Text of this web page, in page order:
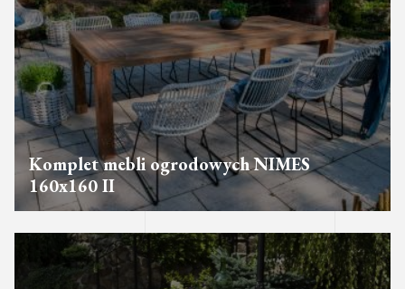
Komplet mebli ogrodowych NIMES
160x160 II